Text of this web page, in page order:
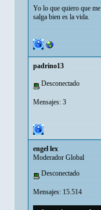
Yo lo que quiero que me
salga bien es la vida.
padrino13
Desconectado
Mensajes: 3
engel lex
Moderador Global
Desconectado
Mensajes: 15.514